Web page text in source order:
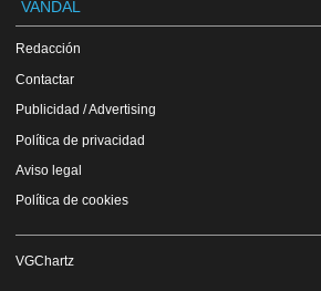
VANDAL
Redacción
Contactar
Publicidad / Advertising
Política de privacidad
Aviso legal
Política de cookies
VGChartz